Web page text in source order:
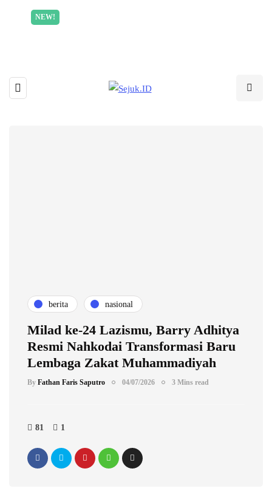
NEW!
berita nasional
Milad ke-24 Lazismu, Barry Adhitya
Resmi Nahkodai Transformasi Baru
Lembaga Zakat Muhammadiyah
By Fathan Faris Saputro 04/07/2026 3 Mins read
81 1